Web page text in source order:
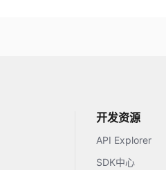
开发资源
API Explorer
SDK中心